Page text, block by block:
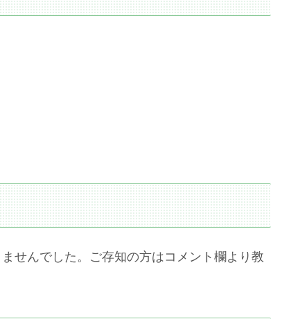
せんでした。ご存知の方はコメント欄より教